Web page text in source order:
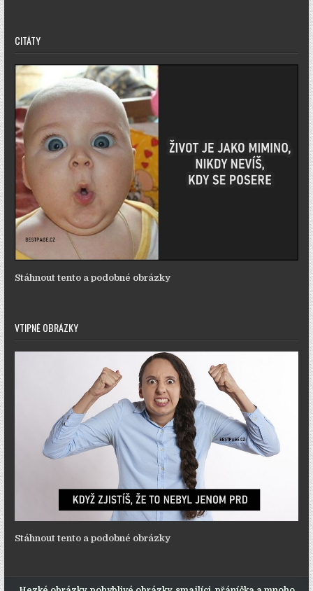
CITÁTY
Stáhnout tento a podobné obrázky
VTIPNÉ OBRÁZKY
Stáhnout tento a podobné obrázky